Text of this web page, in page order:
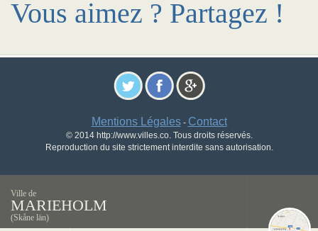
Vous aimez ? Partagez !
Mentions Légales- Contact
© 2014 http://www.villes.co. Tous droits réservés.
Reproduction du site strictement interdite sans autorisation.
Ville de
MARIEHOLM
(Skåne län)